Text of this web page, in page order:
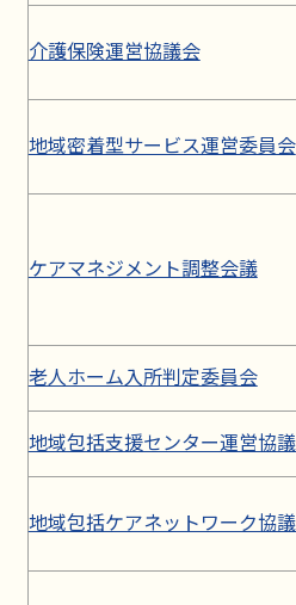
介護保険運営協議会
地域密着型サービス運営委員会
ケアマネジメント調整会議
老人ホーム入所判定委員会
地域包括支援センター運営協
地域包括ケアネットワーク協